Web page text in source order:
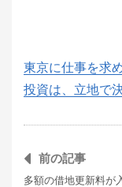
東京に仕事を求
投資は、立地で
前の記事
多額の借地更新料が